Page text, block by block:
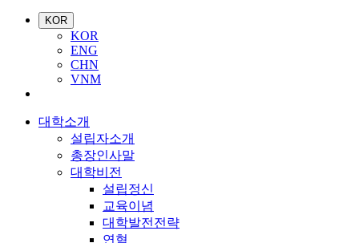
KOR
KOR
ENG
CHN
VNM
대학소개
설립자소개
총장인사말
대학비전
설립정신
교육이념
대학발전전략
연혁